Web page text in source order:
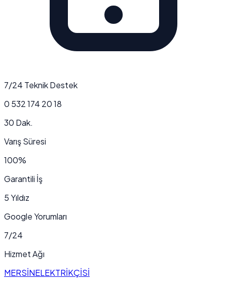
7/24 Teknik Destek
0 532 174 20 18
30 Dak.
Varış Süresi
100%
Garantili İş
5 Yıldız
Google Yorumları
7/24
Hizmet Ağı
MERSİNELEKTRİKÇİSİ